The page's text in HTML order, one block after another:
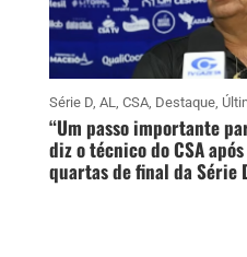
Série D, AL CSA, Destaque,
“Um passo importante
diz o técnico do CSA
quartas de final da Série